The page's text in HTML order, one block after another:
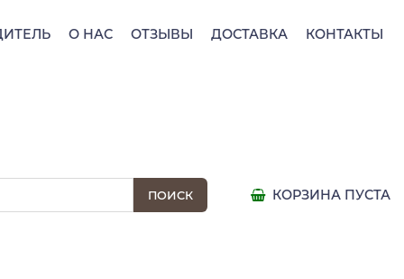
О НАС ОТЗЫВЫ ДОСТАВКА КОНТАКТЫ
КОРЗИНА ПУСТА